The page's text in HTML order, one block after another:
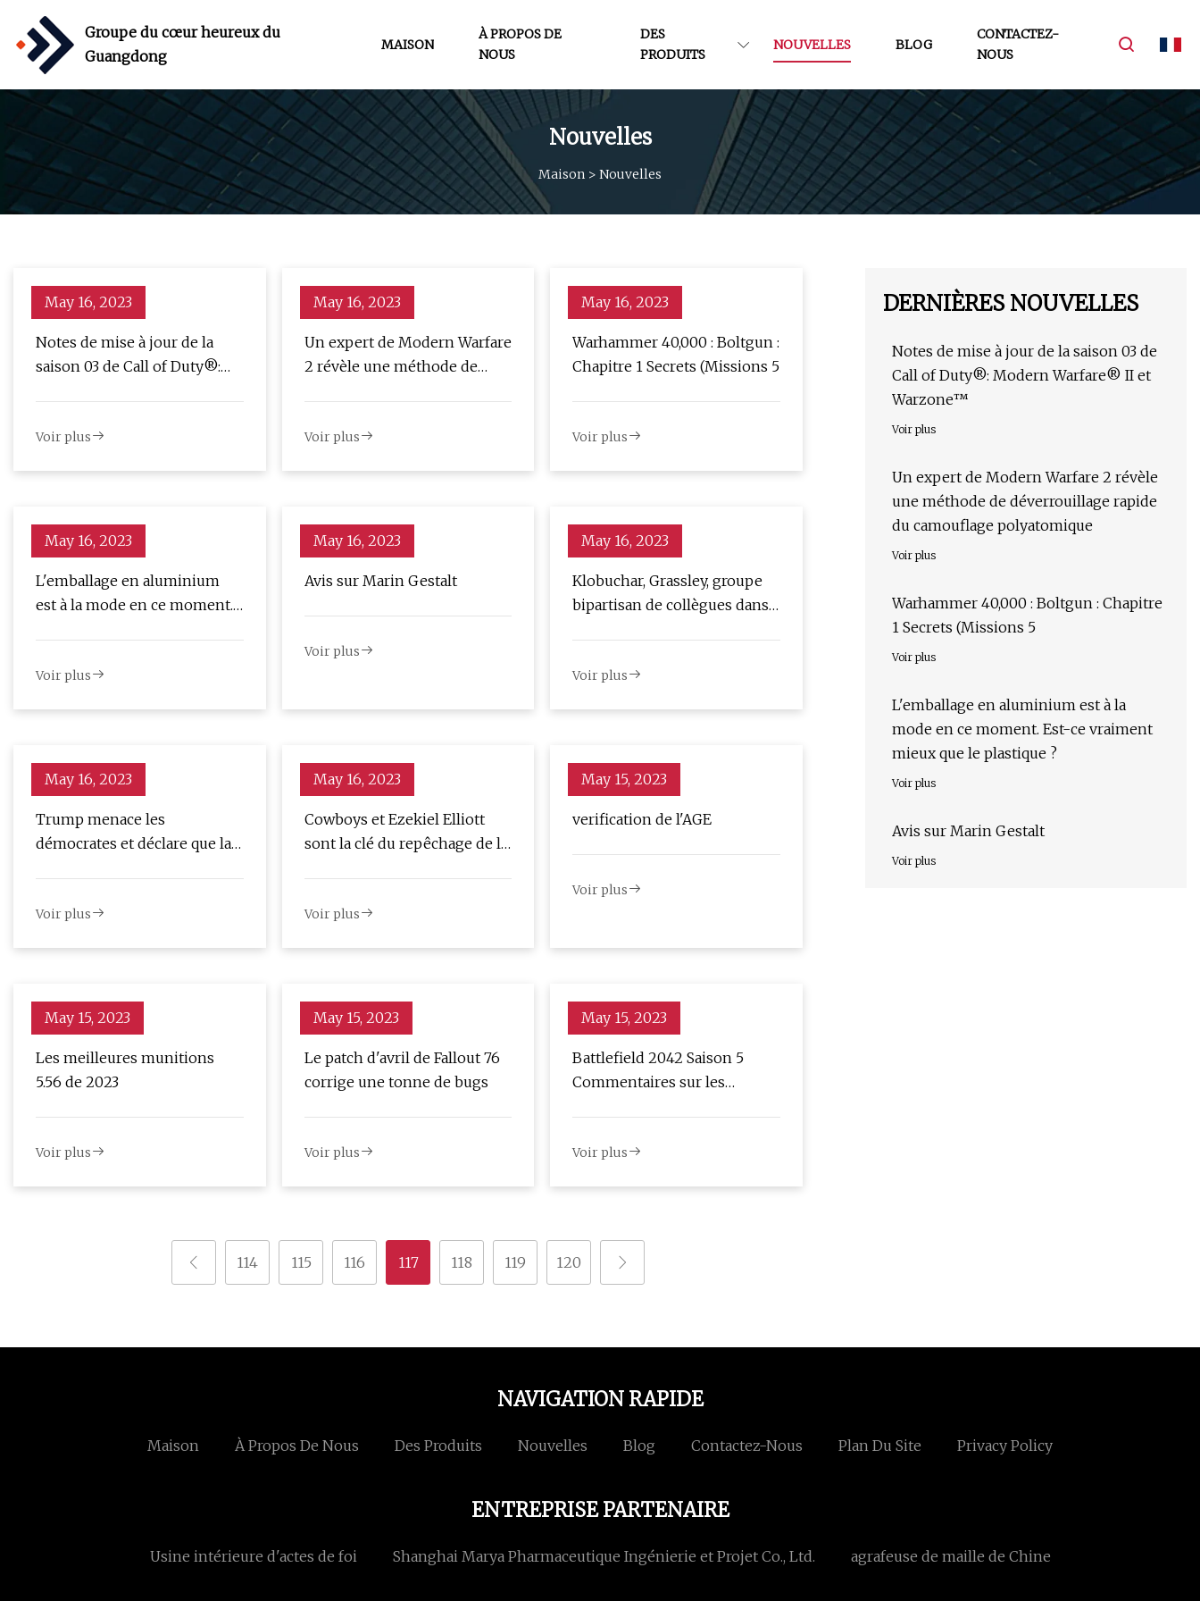
Groupe du cœur heureux du
Guangdong
MAISON
À PROPOS DE
NOUS
DES
PRODUITS
NOUVELLES BLOG
CONTACTEZ-
NOUS
Nouvelles
Maison > Nouvelles
May 16, 2023
Notes de mise à jour de la
saison 03 de Call of Duty®:
Voir plus
May 16, 2023
Un expert de Modern Warfare
2 révèle une méthode de
Voir plus
May 16, 2023
Warhammer 40,000 : Boltgun :
Chapitre 1 Secrets (Missions 5
Voir plus
May 16, 2023
L'emballage en aluminium
est à la mode en ce moment.
Voir plus
May 16, 2023
Avis sur Marin Gestalt
Voir plus
May 16, 2023
Klobuchar, Grassley, groupe
bipartisan de collègues dans
renforcer la norme sur les
Voir plus
May 16, 2023
Trump menace les
démocrates et déclare que la
Voir plus
May 16, 2023
Cowboys et Ezekiel Elliott
sont la clé du repêchage de la
Voir plus
May 15, 2023
verification de l'AGE
Voir plus
May 15, 2023
Les meilleures munitions
5.56 de 2023
Voir plus
May 15, 2023
Le patch d'avril de Fallout 76
corrige une tonne de bugs
Voir plus
May 15, 2023
Battlefield 2042 Saison 5
Commentaires sur les
par DICE
Voir plus
114 115 116 117 118 119 120
DERNIÈRES NOUVELLES
Notes de mise à jour de la saison 03 de
Call of Duty®: Modern Warfare® II et
Warzone™
Voir plus
Un expert de Modern Warfare 2 révèle
une méthode de déverrouillage rapide
du camouflage polyatomique
Voir plus
Warhammer 40,000 : Boltgun : Chapitre
1 Secrets (Missions 5
Voir plus
L'emballage en aluminium est à la
mode en ce moment. Est-ce vraiment
mieux que le plastique ?
Voir plus
Avis sur Marin Gestalt
Voir plus
NAVIGATION RAPIDE
Maison À Propos De Nous Des Produits Nouvelles Blog Contactez-Nous Plan Du Site Privacy Policy
ENTREPRISE PARTENAIRE
Usine intérieure d'actes de foi Shanghai Marya Pharmaceutique Ingénierie et Projet Co., Ltd. agrafeuse de maille de Chine